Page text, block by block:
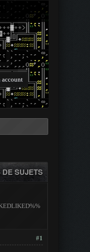
account
DE SUJETS
#1